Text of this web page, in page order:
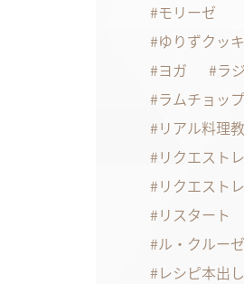
モリーゼ
ゆりずクッ
ヨガ
ラ
ラムチョッ
リアル料理
リクエスト
リクエスト
リスタート
ル・クルー
レシピ本出